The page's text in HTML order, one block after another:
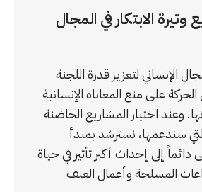
تسريع وتيرة الابتكار في المجال
الإنساني لتعزيز قدرة اللجنة
الحركة على منع المعاناة الإنسانية
وعند اختيار المشاريع الحاضنة
سندعمها، نسترشد بمبدأ
إلى إحداث أكبر تأثير في حياة
المسلحة وأعمال العنف